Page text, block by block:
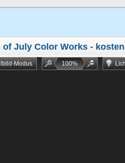
of July Color Works -
Modus 100%